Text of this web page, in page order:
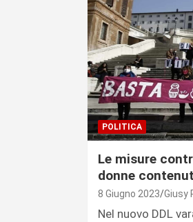
POLITICA
Le misure
donne
8 Giugno 2023 Giusy
Nel nuovo DDL